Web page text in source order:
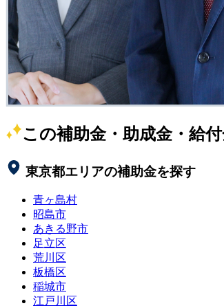
この補助金・助成金・給
東京都エリアの補助金を探す
青ヶ島村
昭島市
あきる野市
足立区
荒川区
板橋区
稲城市
江戸川区